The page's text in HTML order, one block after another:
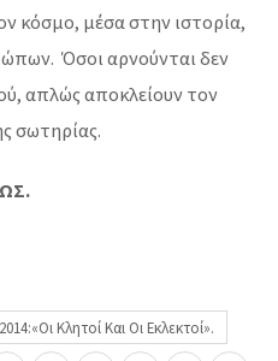
κόσμο, μέσα στην ιστορία,
Όσοι αρνούνται δεν
απλώς αποκλείουν τον
σωτηρίας.
Κλητοί Και Οι Εκλεκτοί».